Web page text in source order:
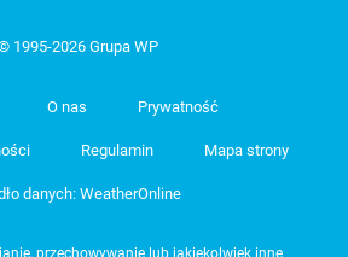
1995-2026 Grupa WP
O nas Prywatność
Regulamin Mapa strony
danych: WeatherOnline
przechowywanie lub jakiekolwiek inne